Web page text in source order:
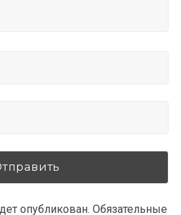
опубликован. Обязательные